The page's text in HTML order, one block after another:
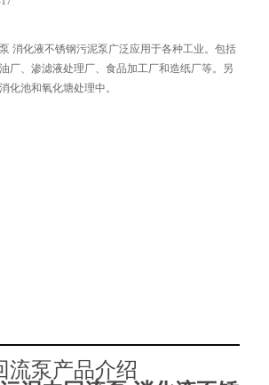
消化液不锈钢污泥泵广泛应用于各种工业。包括
厂、渗滤液处理厂、食品加工厂和造纸厂等。另
化池和氧化塘处理中。
流泵产品介绍